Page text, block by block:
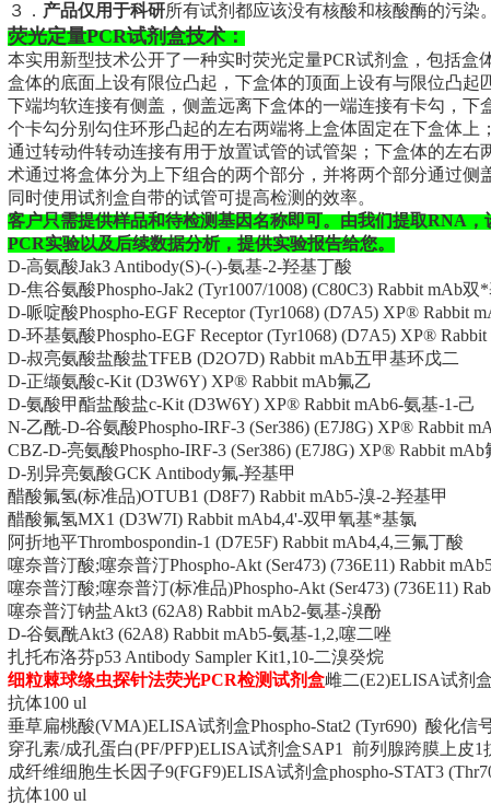
３． 产品仅用于科研所有试剂都应该没有核酸和核酸酶的污染
荧光定量PCR试剂盒技术：
本实用新型技术公开了一种实时荧光定量PCR试剂盒，包括盒
盒体的底面上设有限位凸起，下盒体的顶面上设有与限位凸起
下端均软连接有侧盖，侧盖远离下盒体的一端连接有卡勾，下
个卡勾分别勾住环形凸起的左右两端将上盒体固定在下盒体上
通过转动件转动连接有用于放置试管的试管架；下盒体的左右
术通过将盒体分为上下组合的两个部分，并将两个部分通过侧
同时使用试剂盒自带的试管可提高检测的效率。
客户只需提供样品和待检测基因名称即可。由我们提取RNA
PCR实验以及后续数据分析，提供实验报告给您。
D-高氨酸Jak3 Antibody(S)-(-)-氨基-2-羟基丁酸
D-焦谷氨酸Phospho-Jak2 (Tyr1007/1008) (C80C3) Rabbit mAb
D-哌啶酸Phospho-EGF Receptor (Tyr1068) (D7A5) XP® Rabbit
D-环基氨酸Phospho-EGF Receptor (Tyr1068) (D7A5) XP®
D-叔亮氨酸盐酸盐TFEB (D2O7D) Rabbit mAb五甲基环戊二
D-正缬氨酸c-Kit (D3W6Y) XP® Rabbit mAb氟乙
D-氨酸甲酯盐酸盐c-Kit (D3W6Y) XP® Rabbit mAb6-氨基-1-己
N-乙酰-D-谷氨酸Phospho-IRF-3 (Ser386) (E7J8G) XP® Rabbit
CBZ-D-亮氨酸Phospho-IRF-3 (Ser386) (E7J8G) XP® Rabbit mAb
D-别异亮氨酸GCK Antibody氟-羟基甲
醋酸氟氢(标准品)OTUB1 (D8F7) Rabbit mAb5-溴-2-羟基甲
醋酸氟氢MX1 (D3W7I) Rabbit mAb4,4'-双甲氧基*基氯
阿折地平Thrombospondin-1 (D7E5F) Rabbit mAb4,4,三氟丁酸
噻奈普汀酸;噻奈普汀Phospho-Akt (Ser473) (736E11) Rabbit
噻奈普汀酸;噻奈普汀(标准品)Phospho-Akt (Ser473) (736E11)
噻奈普汀钠盐Akt3 (62A8) Rabbit mAb2-氨基-溴酚
D-谷氨酰Akt3 (62A8) Rabbit mAb5-氨基-1,2,噻二唑
扎托布洛芬p53 Antibody Sampler Kit1,10-二溴癸烷
细粒棘球绦虫探针法荧光PCR检测试剂盒雌二(E2)ELISA试剂
抗体100 ul
垂草扁桃酸(VMA)ELISA试剂盒Phospho-Stat2 (Tyr690) 酸化信
穿孔素/成孔蛋白(PF/PFP)ELISA试剂盒SAP1 前列腺跨膜上皮1
成纤维细胞生长因子9(FGF9)ELISA试剂盒phospho-STAT3
抗体100 ul